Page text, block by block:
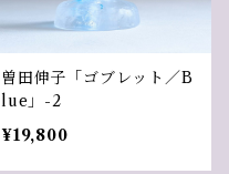
曽田伸子「ゴブレット／B
lue」-2
¥19,800